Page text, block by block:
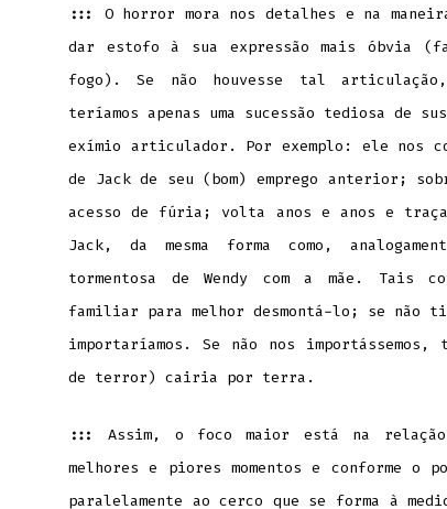
::: O horror mora nos detalhes e na
dar estofo à sua expressão mais óbvia
fogo). Se não houvesse tal
teríamos apenas uma sucessão tediosa de
exímio articulador. Por exemplo: ele nos
de Jack de seu (bom) emprego anterior;
acesso de fúria; volta anos e anos e
Jack, da mesma forma como,
tormentosa de Wendy com a mãe. Tais
familiar para melhor desmontá-lo; se não
importaríamos. Se não nos
de terror) cairia por terra.
:::Assim, o foco maior está na
melhores e piores momentos e conforme o
paralelamente ao cerco que se forma à